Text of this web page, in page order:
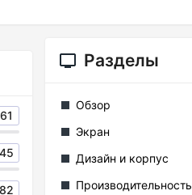
61
45
82
Разделы
Обзор
Экран
Дизайн и корпус
Производительность